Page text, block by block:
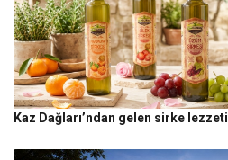
Kaz Dağları’ndan gelen sirke lezzeti